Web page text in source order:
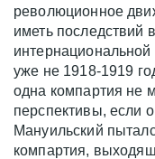
революционное
иметь
уже не 1918-1919
одна компартия не
перспективы, если
Мануильский
компартия,